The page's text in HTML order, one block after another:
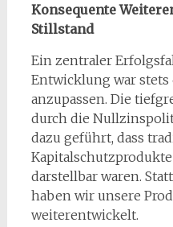
Konsequente
Stillstand
Ein zentraler
Entwicklung war stets
anzupassen. Die
durch die
dazu geführt, dass
darstellbar waren.
haben wir unsere
weiterentwickelt.